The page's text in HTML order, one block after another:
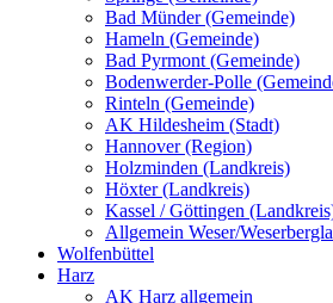
Bad Münder (Gemeinde)
Hameln (Gemeinde)
Bad Pyrmont (Gemeinde)
Bodenwerder-Polle
Rinteln (Gemeinde)
AK Hildesheim (Stadt)
Hannover (Region)
Holzminden (Landkreis)
Höxter (Landkreis)
Kassel / Göttingen
Allgemein Weser/
Wolfenbüttel
Harz
AK Harz allgemein